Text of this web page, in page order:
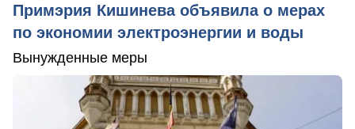
Примэрия Кишинева объявила о мерах
по экономии электроэнергии и воды
Вынужденные меры